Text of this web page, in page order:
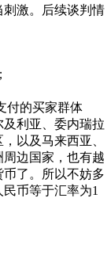
刺激。后续谈判情
付的买家群体
利亚、委内瑞拉
以及马来西亚、
边国家，也有越
了。所以不妨多
币等于汇率为1